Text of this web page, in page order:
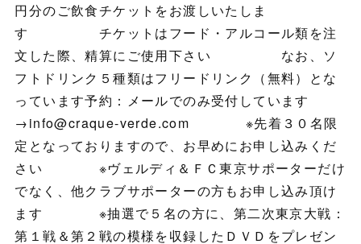
円分のご飲食チケットをお渡しいたしま
す チケットはフード・アルコール類を注
文した際、精算にご使用下さい なお、ソ
フトドリンク５種類はフリードリンク（無料）とな
っています予約：メールでのみ受付しています
→info@craque-verde.com ※先着３０名限
定となっておりますので、お早めにお申し込みくだ
さい ※ヴェルディ＆ＦＣ東京サポーターだけ
でなく、他クラブサポーターの方もお申し込み頂け
ます ※抽選で５名の方に、第二次東京大戦：
第１戦＆第２戦の模様を収録したＤＶＤをプレゼン